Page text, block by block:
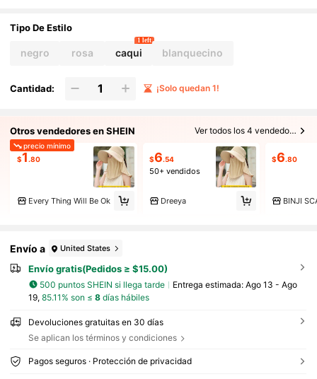
Tipo De Estilo
negro rosa caqui
1 left
blanquecino
Cantidad: ¡Solo quedan 1!
Otros vendedores en SHEIN Ver todos los 4 vendedores
precio mínimo
$1 .80
Every Thing Will Be Ok
$6.54
50+ vendidos
Dreeya
$6.80
BINJI
Envío a United States
Envío gratis(Pedidos ≥ $15.00)
500 puntos SHEIN si llega tarde Entrega estimada: Ago 13 - Ago
19, 85.11% son ≤ 8días hábiles
Devoluciones gratuitas en 30 días
Se aplican los términos y condiciones
Pagos seguros · Protección de privacidad